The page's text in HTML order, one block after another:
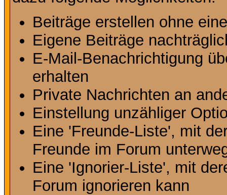
Beiträge erstellen ohne
Eigene Beiträge
E-Mail-Benachrichtigung
erhalten
Private Nachrichten an
Einstellung unzähliger
Eine 'Freunde-Liste', mit
Freunde im Forum
Eine 'Ignorier-Liste', mit
Forum ignorieren kann